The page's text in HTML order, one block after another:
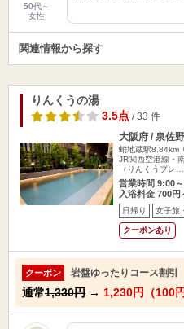
50代～
女性
関連情報から探す
りんくうの湯
3.5点/ 33 件
大阪府 / 泉佐
蛸地蔵駅8.84km
JR関西空港線・
（りんくうプレ…
営業時間 9:00
入浴料金 700円
日帰り 女子旅
クーポンあり
クーポン 岩盤ゆったりコース割引
通常1,330円 → 1,230円（100